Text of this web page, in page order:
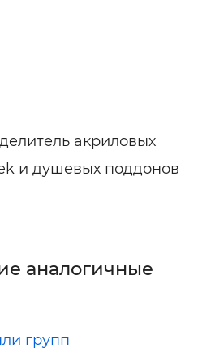
акриловых
и душевых поддонов
аналогичные
групп